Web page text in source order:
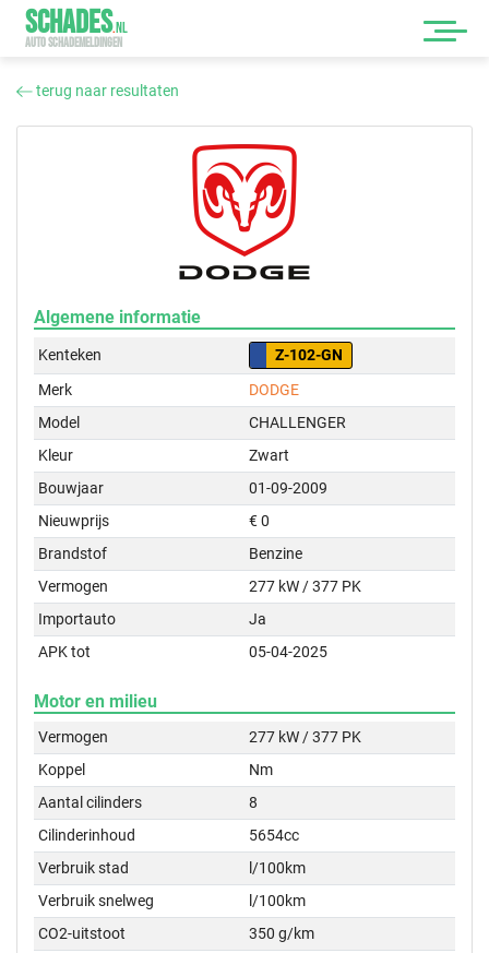
SCHADES.NL
AUTO SCHADEMELDINGEN
terug naar resultaten
Algemene informatie
Kenteken
Z-102-GN
Merk
DODGE
Model
CHALLENGER
Kleur
Zwart
Bouwjaar
01-09-2009
Nieuwprijs
€ 0
Brandstof
Benzine
Vermogen
277 kW / 377 PK
Importauto
Ja
APK tot
05-04-2025
Motor en milieu
Vermogen
277 kW / 377 PK
Koppel
Nm
Aantal cilinders
8
Cilinderinhoud
5654cc
Verbruik stad
l/100km
Verbruik snelweg
l/100km
CO2-uitstoot
350 g/km